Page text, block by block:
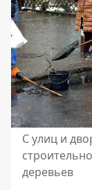
С улиц и
деревьев